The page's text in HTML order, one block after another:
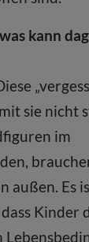
kann
sie nicht
im
außen. Es
Kinder